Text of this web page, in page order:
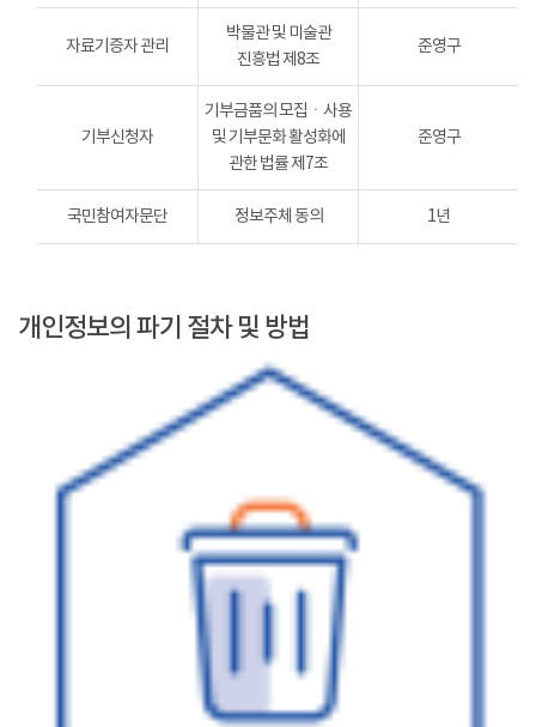
자료기증자 관리
박물관 및 미술관
진흥법 제8조
준영구
기부신청자
기부금품의 모집ㆍ사용
및 기부문화 활성화에
관한 법률 제7조
준영구
국민참여자문단 정보주체 동의 1년
개인정보의 파기 절차 및 방법